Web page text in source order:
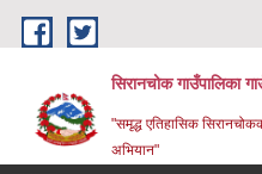
Skip to main content
सिरानचोक गाउँपालिका
"समृद्ध एतिहासिक
अभियान"